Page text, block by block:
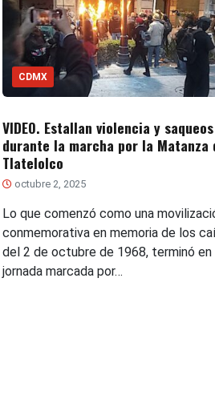
CDMX
VIDEO. Estallan violencia y saqueos
durante la marcha por la Matanza
Tlatelolco
octubre 2, 2025
Lo que comenzó como una
conmemorativa en memoria de los
del 2 de octubre de 1968, terminó en
jornada marcada por…